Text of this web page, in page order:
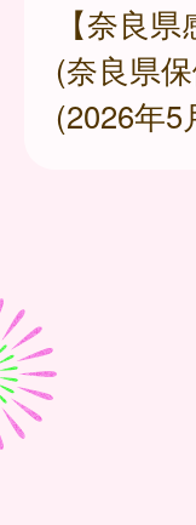
【奈良
(奈良県
(2026年5